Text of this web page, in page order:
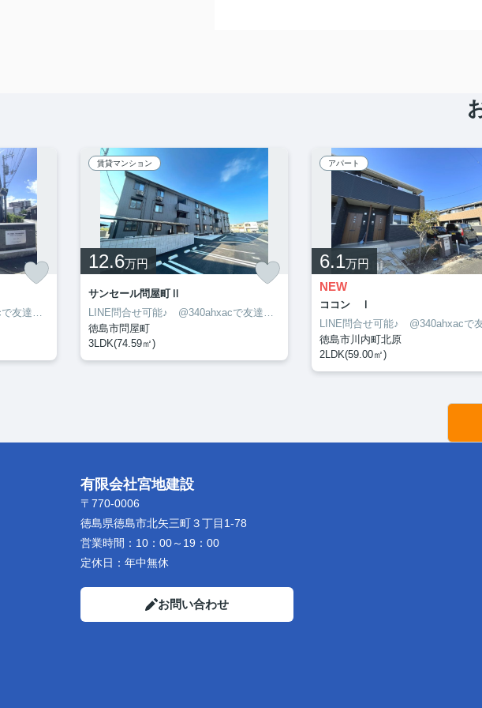
LINE問合せ可能♪ @340ahxacで友達検索して下さい
賃貸マンション
12.6万円
サンセール問屋町Ⅱ
LINE問合せ可能♪ @340ahxacで友達検索して下さい
徳島市問屋町
3LDK(74.59㎡)
アパート
6.1万円
NEW
ココン Ⅰ
徳島市川内町北原
2LDK(59.00㎡)
有限会社宮地建設
〒770-0006
徳島県徳島市北矢三町３丁目1-78
営業時間： 10：00～19：00
定休日： 年中無休
お問い合わせ